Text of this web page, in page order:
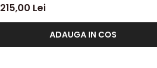
215,00 Lei
ADAUGA IN COS